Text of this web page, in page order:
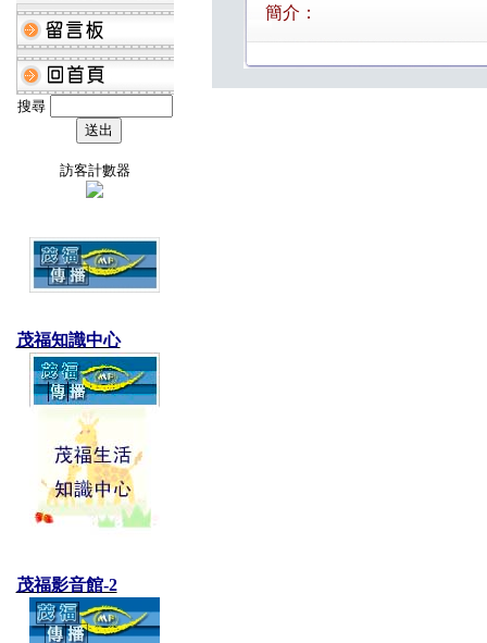
搜尋
訪客計數器
茂福知識中心
茂福影音館-2
簡介：